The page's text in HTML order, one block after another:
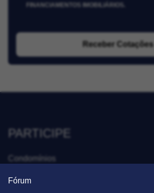
FINANCIAMENTOS IMOBILIÁRIOS.
Receber Cotações
PARTICIPE
Condomínios
Fórum